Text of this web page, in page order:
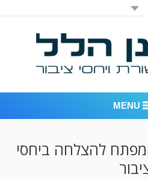
MENU
להצלחה ביחסי